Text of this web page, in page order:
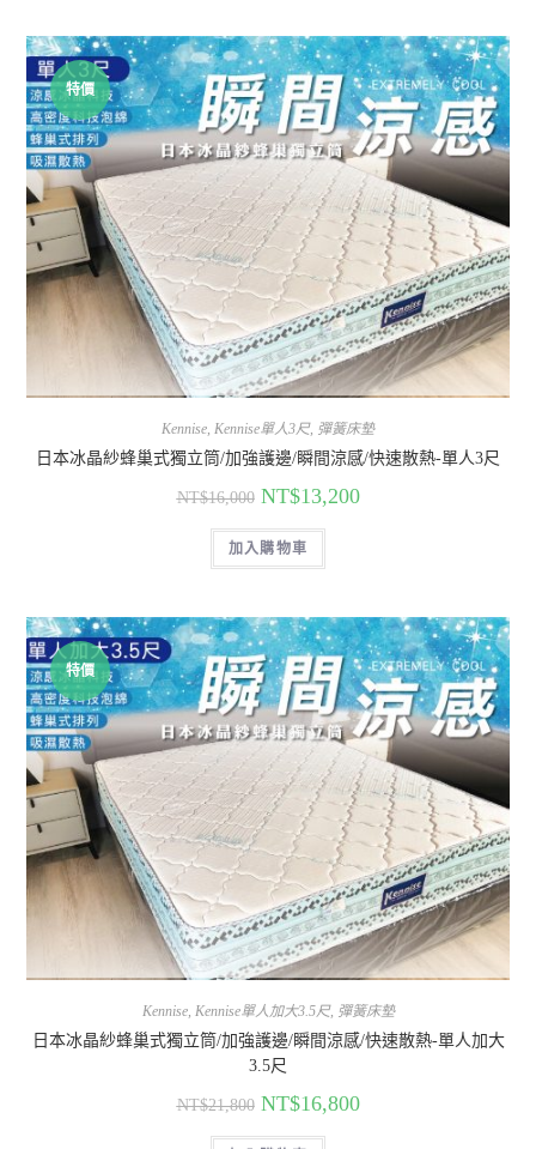
特價
Kennise, Kennise單人3尺, 彈簧床墊
日本冰晶紗蜂巢式獨立筒/加強護邊/瞬間涼感/快速散熱-單人3尺
NT$16,000 NT$13,200
加入購物車
特價
Kennise, Kennise單人加大3.5尺, 彈簧床墊
日本冰晶紗蜂巢式獨立筒/加強護邊/瞬間涼感/快速散熱-單人加大
3.5尺
NT$21,800 NT$16,800